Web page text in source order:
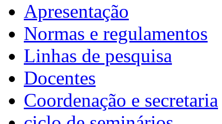
Apresentação
Normas e regulamentos
Linhas de pesquisa
Docentes
Coordenação e secretaria